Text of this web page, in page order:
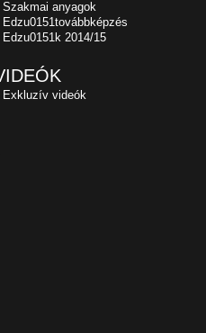
Szakmai anyagok
Edzu0151továbbképzés
Edzu0151k 2014/15
Exkluzív videók